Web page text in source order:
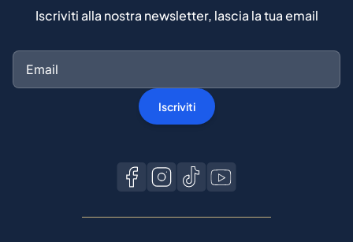
Iscriviti alla nostra newsletter, lascia la tua email
Iscriviti